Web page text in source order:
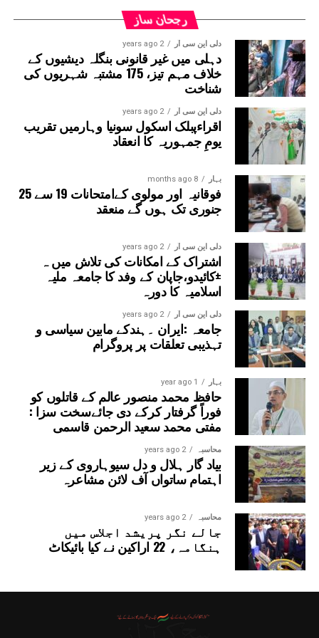
ہے۔اس لائن پر آٹھ اسٹیشن بنائے جائیں گے۔ ان میں
سیکٹر-97، سیکٹر-105، سیکٹر-108، سیکٹر-93، اور پنچشیل
بوائز انٹر کالج شامل ہوں گے۔
رجحان ساز
دلی این سی آر 2 years ago
دہلی میں غیر قانونی بنگلہ دیشیوں کے
خلاف مہم تیز، 175 مشتبہ شہریوں کی
شناخت
دلی این سی آر 2 years ago
اقراءپبلک اسکول سونیا وہارمیں تقریب
یومِ جمہوریہ کا انعقاد
بہار 8 months ago
فوقانیہ اور مولوی کےامتحانات 19 سے 25
جنوری تک ہوں گے منعقد
دلی این سی آر 2 years ago
اشتراک کے امکانات کی تلاش میں ہ
±کائیدو،جاپان کے وفد کا جامعہ ملیہ
اسلامیہ کا دورہ
دلی این سی آر 2 years ago
جامعہ :ایران ۔ہندکے مابین سیاسی و
تہذیبی تعلقات پر پروگرام
بہار 1 year ago
حافظ محمد منصور عالم کے قاتلوں کو
فوراً گرفتار کرکے دی جائےسخت سزا :
مفتی محمد سعید الرحمن قاسمی
محاسبہ 2 years ago
بیاد گار ہلال و دل سیوہاروی کے زیر
اہتمام ساتواں آف لائن مشاعرہ
محاسبہ 2 years ago
جالے نگر پریشد اجلاس میں
ہنگامہ، 22 اراکین نے کیا بائیکاٹ